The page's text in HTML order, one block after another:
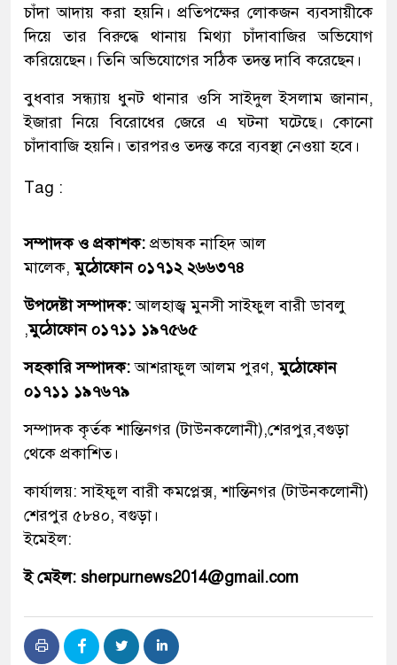
চাঁদা আদায় করা হয়নি। প্রতিপক্ষের লোকজন ব্যবসায়ীকে
দিয়ে তার বিরুদ্ধে থানায় মিথ্যা চাঁদাবাজির অভিযোগ
করিয়েছেন। তিনি অভিযোগের সঠিক তদন্ত দাবি করেছেন।
বুধবার সন্ধ্যায় ধুনট থানার ওসি সাইদুল ইসলাম জানান,
ইজারা নিয়ে বিরোধের জেরে এ ঘটনা ঘটেছে। কোনো
চাঁদাবাজি হয়নি। তারপরও তদন্ত করে ব্যবস্থা নেওয়া হবে।
Tag :
সম্পাদক ও প্রকাশক: প্রভাষক নাহিদ আল
মালেক,মুঠোফোন ০১৭১২ ২৬৬৩৭৪
উপদেষ্টা সম্পাদক:আলহাজ্ব মুনসী সাইফুল বারী ডাবলু
,মুঠোফোন ০১৭১১ ১৯৭৫৬৫
সহকারি সম্পাদক:আশরাফুল আলম পুরণ,মুঠোফোন
০১৭১১ ১৯৭৬৭৯
সম্পাদক কৃর্তক শান্তিনগর (টাউনকলোনী),শেরপুর,বগুড়া
থেকে প্রকাশিত।
কার্যালয়: সাইফুল বারী কমপ্লেক্স, শান্তিনগর (টাউনকলোনী)
শেরপুর ৫৮৪০, বগুড়া।
ইমেইল:
ই মেইল: sherpurnews2014@gmail.com